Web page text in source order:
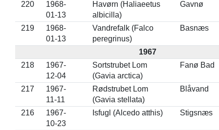
220
1968-
01-13
Havørn (Haliaeetus
albicilla)
Gavnø
219
1968-
01-13
Vandrefalk (Falco
peregrinus)
Basnæs
1967
218
1967-
12-04
Sortstrubet Lom
(Gavia arctica)
Fanø Bad
217
1967-
11-11
Rødstrubet Lom
(Gavia stellata)
Blåvand
216
1967-
10-23
Isfugl (Alcedo atthis) Stigsnæs